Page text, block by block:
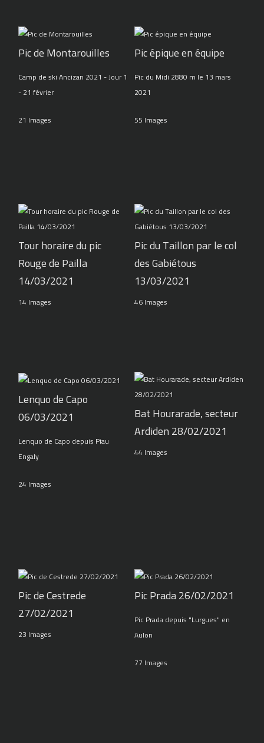
Pic de Montarouilles
Camp de ski Ancizan 2021 - Jour 1
- 21 février
21 Images
Pic épique en équipe
Pic du Midi 2880 m le 13 mars
2021
55 Images
Tour horaire du pic
Rouge de Pailla
14/03/2021
14 Images
Pic du Taillon par le col
des Gabiétous
13/03/2021
46 Images
Lenquo de Capo
06/03/2021
Lenquo de Capo depuis Piau
Engaly
24 Images
Bat Hourarade, secteur
Ardiden 28/02/2021
44 Images
Pic de Cestrede
27/02/2021
23 Images
Pic Prada 26/02/2021
Pic Prada depuis "Lurgues" en
Aulon
77 Images